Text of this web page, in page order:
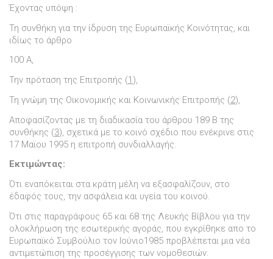
Έχοντας υπόψη :
Τη συνθήκη για την ίδρυση της Ευρωπαϊκής Κοινότητας, και
ιδίως το άρθρο
100 Α,
Την πρόταση της Επιτροπής (1),
Τη γνώµη της Οικονοµικής και Κοινωνικής Επιτροπής (2),
Αποφασίζοντας µε τη διαδικασία του άρθρου 189 Β της
συνθήκης (3), σχετικά µε το κοινό σχέδιο που ενέκρινε στις
17 Μαϊου 1995 η επιτροπή συνδιαλλαγής.
Εκτιµώντας:
Ότι εναπόκειται στα κράτη µέλη να εξασφαλίζουν, στο
έδαφός τους, την ασφάλεια και υγεία του κοινού.
Ότι στις παραγράφους 65 και 68 της Λευκής Βίβλου για την
ολοκλήρωση της εσωτερικής αγοράς, που εγκρίθηκε απο το
Ευρωπαϊκό Συµβούλιο τον Ιούνιο1985 προβλέπεται µια νέα
αντιµετώπιση της προσέγγισης των νοµοθεσιών.